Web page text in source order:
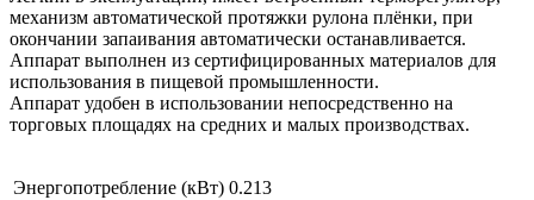
механизм автоматической протяжки рулона плёнки, при
окончании запаивания автоматически останавливается.
Аппарат выполнен из сертифицированных материалов для
использования в пищевой промышленности.
Аппарат удобен в использовании непосредственно на
торговых площадях на средних и малых производствах.
Энергопотребление (кВт) 0.213